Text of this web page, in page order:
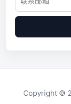
Copyright ©